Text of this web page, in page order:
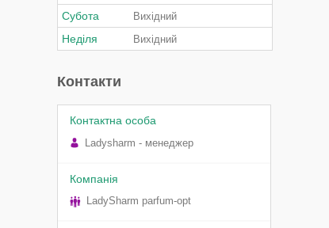
Субота Вихідний
Неділя Вихідний
Контакти
Ladysharm - менеджер
LadySharm parfum-opt